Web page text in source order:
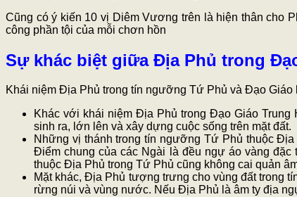
Cũng có ý kiến 10 vị Diêm Vương trên là hiện thân cho
công phần tội của mỗi chơn hồn
Sự khác biệt giữa Địa Phủ trong
Khái niệm Địa Phủ trong tín ngưỡng Tứ Phủ và Đạo Giáo
Khác với khái niệm Địa Phủ trong Đạo Giáo
sinh ra, lớn lên và xây dựng cuộc sống trên mặt đất.
Những vị thánh trong tín ngưỡng Tứ Phủ thuộc
Điểm chung của các Ngài là đều ngự áo vàng
thuộc Địa Phủ trong Tứ Phủ cũng không cai quản
Mặt khác, Địa Phủ tượng trưng cho vùng đất trong
rừng núi và vùng nước. Nếu Địa Phủ là âm ty địa